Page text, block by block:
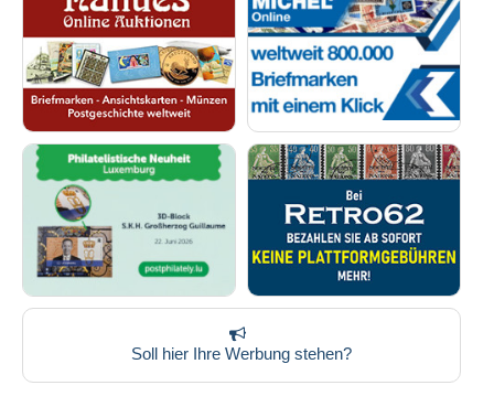
Soll hier Ihre Werbung stehen?